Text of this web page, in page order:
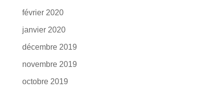
février 2020
janvier 2020
décembre 2019
novembre 2019
octobre 2019